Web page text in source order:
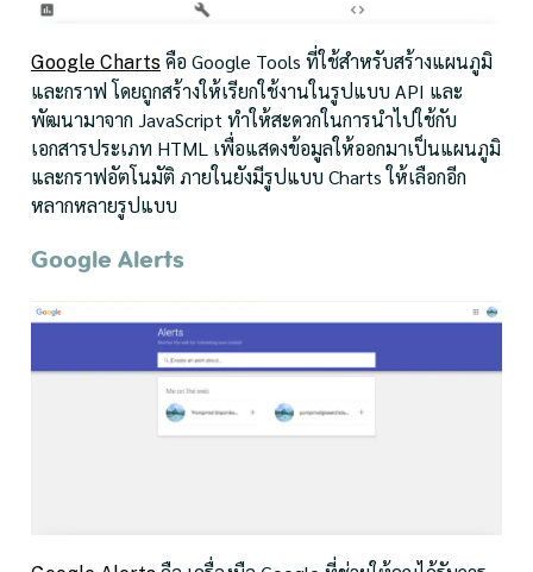
Google Charts คือ Google Tools ที่ใช้สำหรับสร้างแผนภูมิ
และกราฟ โดยถูกสร้างให้เรียกใช้งานในรูปแบบ API และ
พัฒนามาจาก JavaScript ทำให้สะดวกในการนำไปใช้กับ
เอกสารประเภท HTML เพื่อแสดงข้อมูลให้ออกมาเป็นแผนภูมิ
และกราฟอัตโนมัติ ภายในยังมีรูปแบบ Charts ให้เลือกอีก
หลากหลายรูปแบบ
Google Alerts